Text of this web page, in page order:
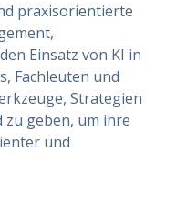
praxisorientierte
Einsatz von KI in
Fachleuten und
Strategien
geben, um ihre
und